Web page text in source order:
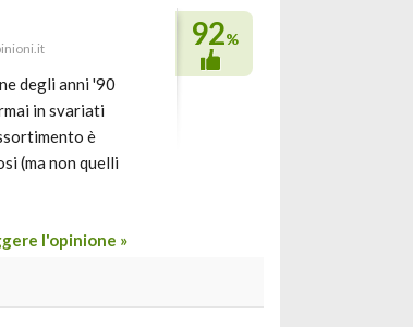
degli anni '90
in svariati
è
(ma non quelli
l'opinione »
92%